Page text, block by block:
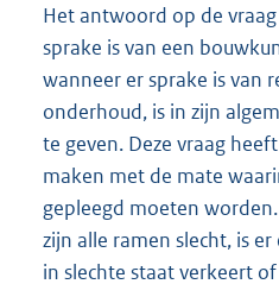
Het antwoord op de
sprake is van een
wanneer er sprake is van
onderhoud, is in zijn
te geven. Deze vraag
maken met de mate
gepleegd moeten
zijn alle ramen slecht, is
in slechte staat verkeert